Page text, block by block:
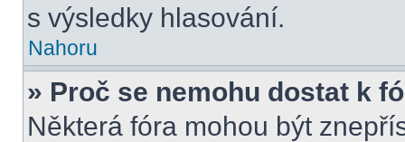
s výsledky hlasování.
Nahoru
» Proč se nemohu dostat k
Některá fóra mohou být